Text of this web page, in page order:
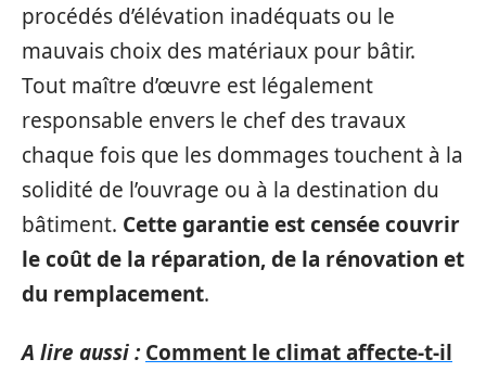
procédés d’élévation inadéquats ou le
mauvais choix des matériaux pour bâtir.
Tout maître d’œuvre est légalement
responsable envers le chef des travaux
chaque fois que les dommages touchent à la
solidité de l’ouvrage ou à la destination du
bâtiment. Cette garantie est censée couvrir
le coût de la réparation, de la rénovation et
du remplacement.
A lire aussi : Comment le climat affecte-t-il